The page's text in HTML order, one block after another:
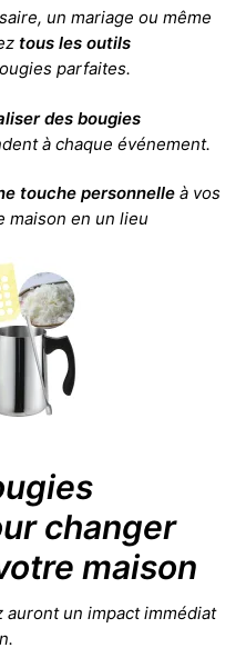
un mariage ou même
tous les outils
parfaites.
des bougies
à chaque événement.
touche personnelle à vos
maison en un lieu
changer
maison
un impact immédiat